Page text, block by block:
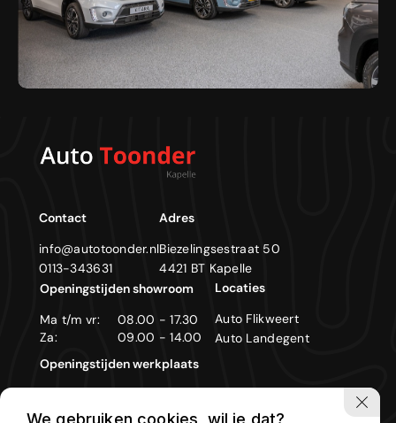
Contact
info@autotoonder.nl
0113-343631
Adres
Biezelingsestraat 50
4421 BT Kapelle
Openingstijden showroom
Ma t/m vr:
08.00 - 17.30
Za:
09.00 - 14.00
Openingstijden werkplaats
Locaties
Auto Flikweert
Auto Landegent
We gebruiken cookies, wil je dat?